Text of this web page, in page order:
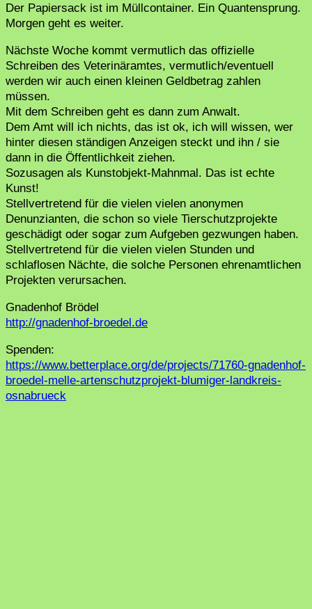
Der Papiersack ist im Müllcontainer. Ein Quantensprung.
Morgen geht es weiter.
Nächste Woche kommt vermutlich das offizielle
Schreiben des Veterinäramtes, vermutlich/eventuell
werden wir auch einen kleinen Geldbetrag zahlen
müssen.
Mit dem Schreiben geht es dann zum Anwalt.
Dem Amt will ich nichts, das ist ok, ich will wissen, wer
hinter diesen ständigen Anzeigen steckt und ihn / sie
dann in die Öffentlichkeit ziehen.
Sozusagen als Kunstobjekt-Mahnmal. Das ist echte
Kunst!
Stellvertretend für die vielen vielen anonymen
Denunzianten, die schon so viele Tierschutzprojekte
geschädigt oder sogar zum Aufgeben gezwungen haben.
Stellvertretend für die vielen vielen Stunden und
schlaflosen Nächte, die solche Personen ehrenamtlichen
Projekten verursachen.
Gnadenhof Brödel
http://gnadenhof-broedel.de
Spenden:
https://www.betterplace.org/de/projects/71760-gnadenhof-
broedel-melle-artenschutzprojekt-blumiger-landkreis-
osnabrueck